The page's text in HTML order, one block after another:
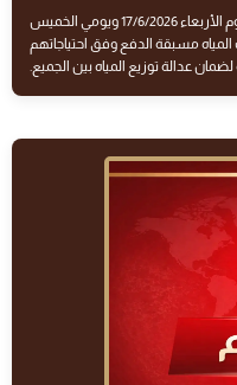
تعلن بلدية الظاهرية عن برنامج ضخ المياه لليوم الأربعاء 17/6/2026 ويومي الخميس
مسبقة الدفع وفق احتياجاتهم
لضمان عدالة توزيع المياه بين الجميع.